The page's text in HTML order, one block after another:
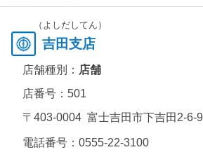
（よしだしてん）
吉田支店
店舗種別： 店舗
店番号：501
〒403-0004 富士吉田市下吉田2-6-9
電話番号： 0555-22-3100